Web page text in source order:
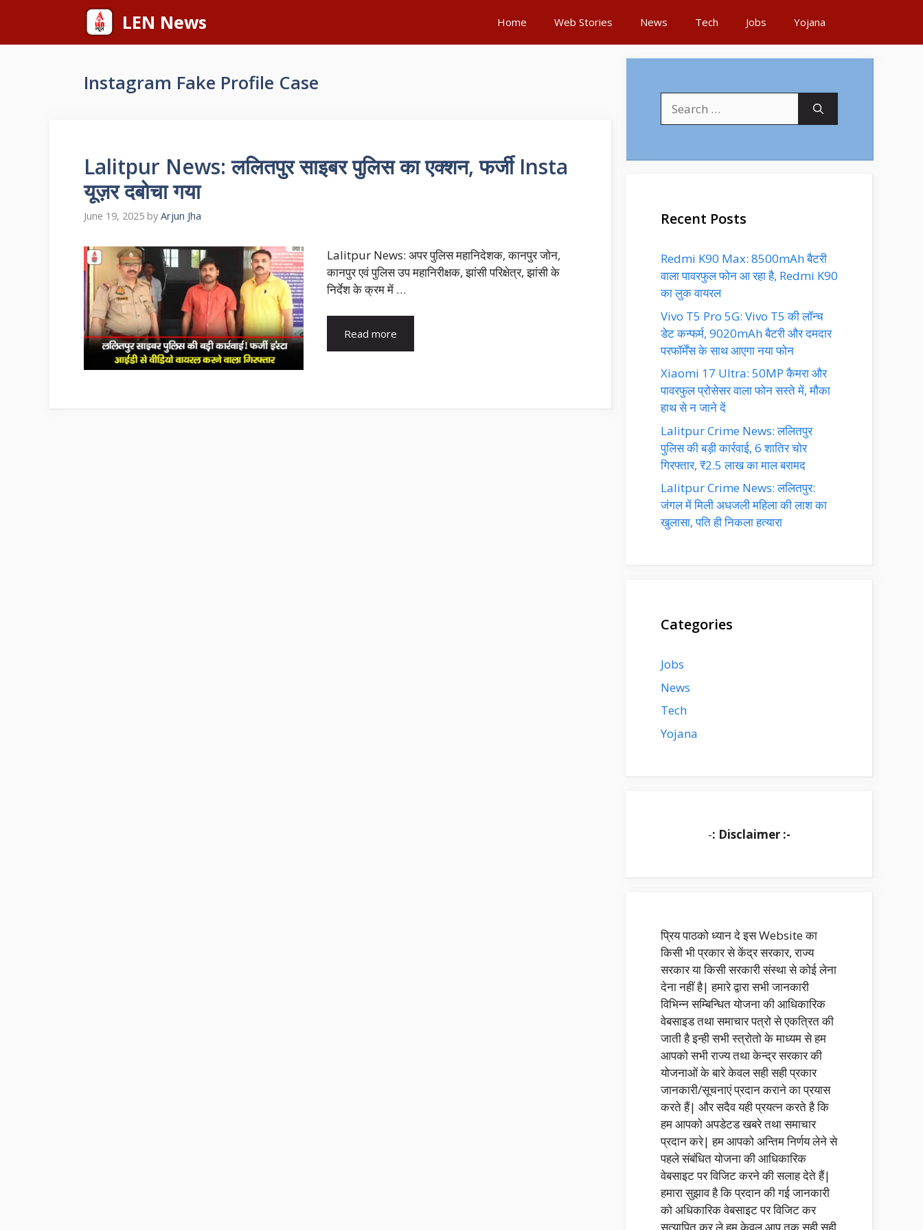
content
LEN News Home Web Stories News Tech Jobs Yojana
Instagram Fake Profile Case
Lalitpur News: ललितपुर साइबर पुलिस का एक्शन, फर्जी Insta
यूज़र दबोचा गया
June 19, 2025 by Arjun Jha
Lalitpur News: अपर पुलिस महानिदेशक, कानपुर जोन,
कानपुर एवं पुलिस उप महानिरीक्षक, झांसी परिक्षेत्र, झांसी के
निर्देश के क्रम में …
Read more
for:
Recent Posts
Redmi K90 Max: 8500mAh बैटरी
वाला पावरफुल फोन आ रहा है, Redmi K90
का लुक वायरल
Vivo T5 Pro 5G: Vivo T5 की लॉन्च
डेट कन्फर्म, 9020mAh बैटरी और दमदार
परफॉर्मेंस के साथ आएगा नया फोन
Xiaomi 17 Ultra: 50MP कैमरा और
पावरफुल प्रोसेसर वाला फोन सस्ते में, मौका
हाथ से न जाने दें
Lalitpur Crime News: ललितपुर
पुलिस की बड़ी कार्रवाई, 6 शातिर चोर
गिरफ्तार, ₹2.5 लाख का माल बरामद
Lalitpur Crime News: ललितपुर:
जंगल में मिली अधजली महिला की लाश का
खुलासा, पति ही निकला हत्यारा
Categories
Jobs
News
Tech
Yojana
-: Disclaimer :-
प्रिय पाठको ध्यान दे इस Website का
किसी भी प्रकार से केंद्र सरकार, राज्य
सरकार या किसी सरकारी संस्था से कोई लेना
देना नहीं है| हमारे द्वारा सभी जानकारी
विभिन्न सम्बिन्धित योजना की आधिकारिक
वेबसाइड तथा समाचार पत्रो से एकत्रित की
जाती है इन्ही सभी स्त्रोतो के माध्यम से हम
आपको सभी राज्य तथा केन्द्र सरकार की
योजनाओं के बारे केवल सही सही प्रकार
जानकारी/सूचनाएं प्रदान कराने का प्रयास
करते हैं| और सदैव यही प्रयत्न करते है कि
हम आपको अपडेटड खबरे तथा समाचार
प्रदान करे| हम आपको अन्तिम निर्णय लेने से
पहले संबंधित योजना की आधिकारिक
वेबसाइट पर विजिट करने की सलाह देते हैं|
हमारा सुझाव है कि प्रदान की गई जानकारी
को अधिकारिक वेबसाइट पर विजिट कर
सत्यापित कर ले हम केवल आप तक सही सही